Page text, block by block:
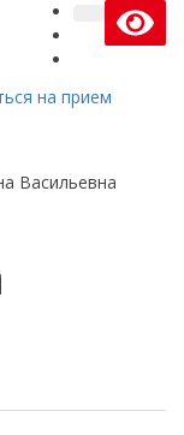
на прием
Васильевна